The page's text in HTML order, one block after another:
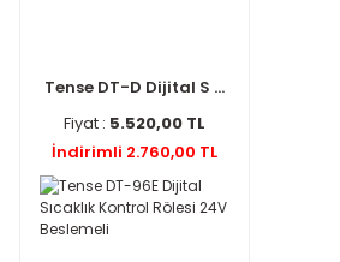
Tense DT-D Dijital S ...
Fiyat : 5.520,00 TL
İndirimli 2.760,00 TL